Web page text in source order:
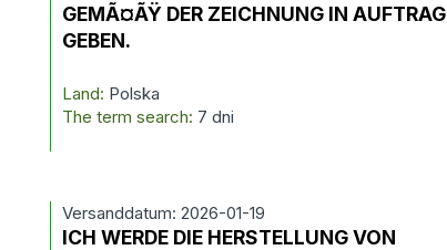
GEMÃ¤ÃŸ DER ZEICHNUNG IN AUFTRAG
GEBEN.
Land: Polska
The term search: 7 dni
Versanddatum: 2026-01-19
ICH WERDE DIE HERSTELLUNG VON